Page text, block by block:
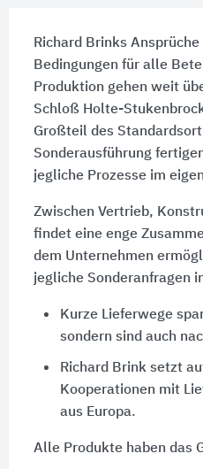
Richard Brinks
Bedingungen für alle
Produktion gehen weit
Schloß Holte-
Großteil des
Sonderausführung
jegliche Prozesse im
Zwischen Vertrieb,
findet eine enge
dem Unternehmen
jegliche Sonderanfragen
Kurze Lieferwege
sondern sind auch
Richard Brink setzt
Kooperationen mit
aus Europa.
Alle Produkte haben das